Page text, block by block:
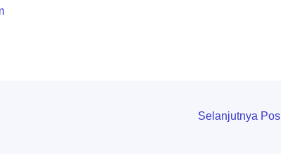
Selanjutnya Pos